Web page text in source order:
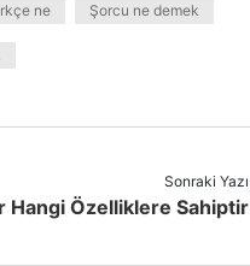
ne Şorcu ne demek
Sonraki Yazı
Hangi Özelliklere Sahiptir